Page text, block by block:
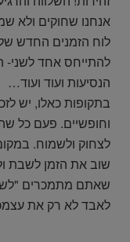
אנחנו שחוקים ולא
לוח הזמנים החדש
להתייחס אחד לשני-
הנסיעות ועוד ועוד…
בתקופות כאלו, יש
וחופשיים. פעם כל
לצחוק ולשמוח.
שוב את הזמן לשבת
שאתם מתמכרים
לאבד לא רק את